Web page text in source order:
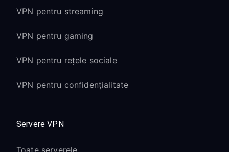
VPN pentru streaming
VPN pentru gaming
VPN pentru rețele sociale
VPN pentru confidențialitate
Servere VPN
Toate serverele